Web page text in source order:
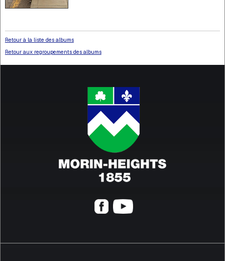
Retour à la liste des albums
Retour aux regroupements des albums